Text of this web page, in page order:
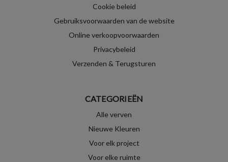
Cookie beleid
Gebruiksvoorwaarden van de website
Online verkoopvoorwaarden
Privacybeleid
Verzenden & Terugsturen
CATEGORIEËN
Alle verven
Nieuwe Kleuren
Voor elk project
Voor elke ruimte